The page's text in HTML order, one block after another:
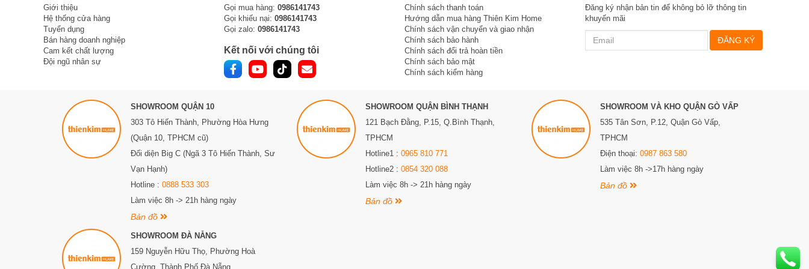
Khóa cổng cửa sắt không chỉ mang lại sự an toàn mà còn nâng cao giá trị thẩm mỹ cho ngôi nhà. Các mẫu khóa với thiết kế
tinh tế, tạo nên sự sang trọng và hiện đại cho ngôi nhà. Việc này còn giúp tăng giá trị bất động sản, tạo ấn tượng tốt cho khách
hàng hoặc khách thăm nhà.
>>> Xem thêm tại đây: Mở khóa từ xa bằng Bluetooth: Tiện lợi, an toàn trong quản lý truy cập
Phân Loại Khóa Cổng Ngoài Trời
Trong phần này, chúng ta sẽ cùng tìm hiểu về các loại cổng sắt và đi sâu vào việc phân tích từng loại. Từ đó, người dùng sẽ
có cái nhìn khách quan hơn trước khi đưa ra quyết định cuối cùng.
Khóa cơ học truyền thống
Ưu điểm: đơn giản và dễ sử dụng, giá thành thấp.
Nhược điểm: dễ bị phá khóa, không có các tính năng hiện đại, cần được bảo dưỡng định kỳ để tránh tình trạng rỉ sét và kẹt
Khóa cơ học truyền thống có cơ chế khóa bằng các rãnh và chốt cơ học, tạo ra một hệ thống bảo mật cơ bản nhưng hiệu
quả. Một số tính năng bảo mật chính bao gồm chìa khóa độc quyền, chìa khóa đa điểm. Ổ khóa cổng sắt được làm từ các
loại kim loại chắc chắn, khó bị cắt hoặc phá hủy bằng tay.
Khóa cơ học truyền thống được biết đến với độ bền cao và thiết kế đơn giản. Để duy trì độ bền và hiệu suất hoạt động tốt
Giới thiệu
Hệ thống cửa hàng
Tuyển dụng
Bán hàng doanh nghiệp
Cam kết chất lượng
Đội ngũ nhân sự
Gọi mua hàng: 0986141743
Gọi khiếu nại: 0986141743
Gọi zalo: 0986141743
Kết nối với chúng tôi
Chính sách thanh toán
Hướng dẫn mua hàng Thiên Kim Home
Chính sách vận chuyển và giao nhận
Chính sách bảo hành
Chính sách đổi trả hoàn tiền
Chính sách bảo mật
Chính sách kiểm hàng
Đăng ký nhận bản tin để không bỏ lỡ thông tin
khuyến mãi
ĐĂNG KÝ
SHOWROOM QUẬN 10
303 Tô Hiến Thành, Phường Hòa Hưng
(Quận 10, TPHCM cũ)
Đối diện Big C (Ngã 3 Tô Hiến Thành, Sư
Vạn Hạnh)
Hotline : 0888 533 303
Làm việc 8h -> 21h hàng ngày
Bản đồ
SHOWROOM QUẬN BÌNH THẠNH
121 Bạch Đằng, P.15, Q.Bình Thạnh,
TPHCM
Hotline1 : 0965 810 771
Hotline2 : 0854 320 088
Làm việc 8h -> 21h hàng ngày
Bản đồ
SHOWROOM VÀ KHO QUẬN GÒ VẤP
535 Tân Sơn, P.12, Quận Gò Vấp,
TPHCM
Điện thoại: 0987 863 580
Làm việc 8h ->17h hàng ngày
Bản đồ
SHOWROOM ĐÀ NẴNG
159 Nguyễn Hữu Thọ, Phường Hoà
Cường, Thành Phố Đà Nẵng